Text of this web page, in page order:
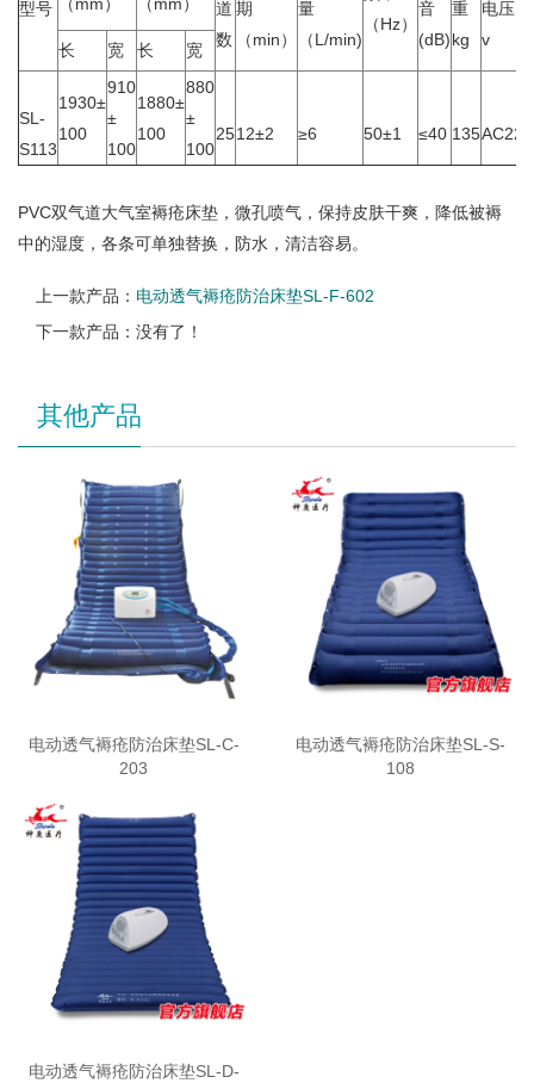
型号 （mm） （mm）
道
数
期
（min）
量
（L/min)
（Hz）
音
(dB)
重
kg
电压
v
长 宽 长 宽
SL-
S113
1930±
100
910
±
100
1880±
100
880
±
100
2512±2 ≥6 50±1 ≤40 135
PVC双气道大气室褥疮床垫，微孔喷气，保持皮肤干爽，降低被褥
中的湿度，各条可单独替换，防水，清洁容易。
上一款产品： 电动透气褥疮防治床垫SL-F-602
下一款产品：没有了！
其他产品
电动透气褥疮防治床垫SL-C-
203
电动透气褥疮防治床垫SL-S-
108
电动透气褥疮防治床垫SL-D-